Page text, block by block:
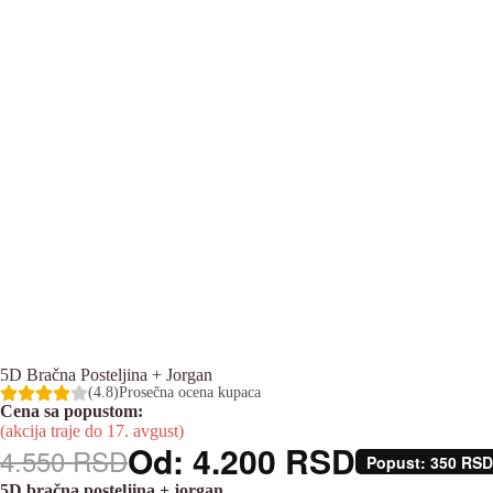
5D Bračna Posteljina + Jorgan
(4.8)Prosečna ocena kupaca
Cena sa popustom:
(akcija traje do 17. avgust)
4.550RSDOd: 4.200 RSD Popust: 350 RSD